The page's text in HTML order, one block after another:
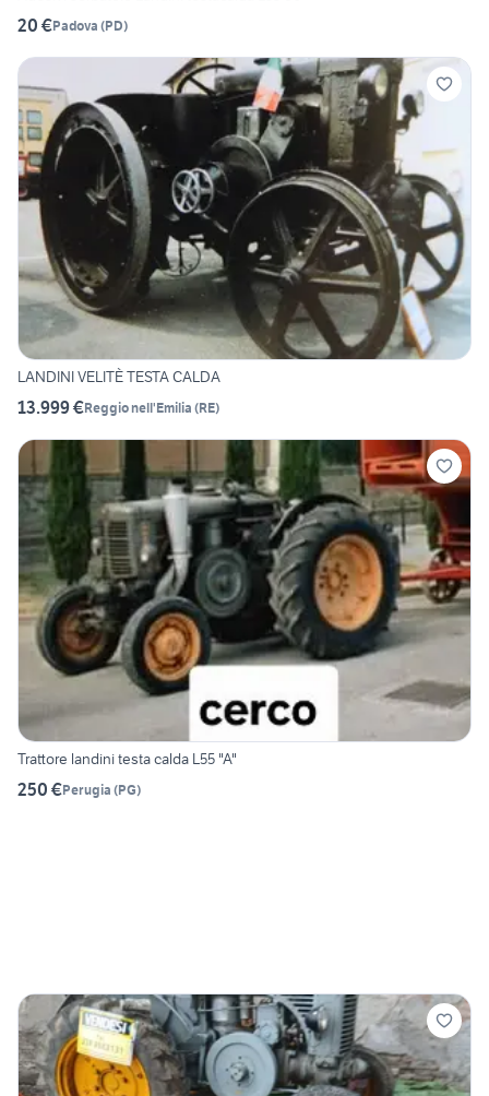
20 €Padova (PD)
LANDINI VELITÈ TESTA CALDA
13.999 €Reggio nell'Emilia (RE)
Trattore landini testa calda L55 "A"
250 €Perugia (PG)